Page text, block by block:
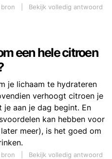
Bekijk volledig antwoord
een ​​hele citroen
je lichaam te hydrateren
verhoogt citroen je
aan je dag begint. En
kan hebben voor
meer), is het goed om
Bekijk volledig antwoord